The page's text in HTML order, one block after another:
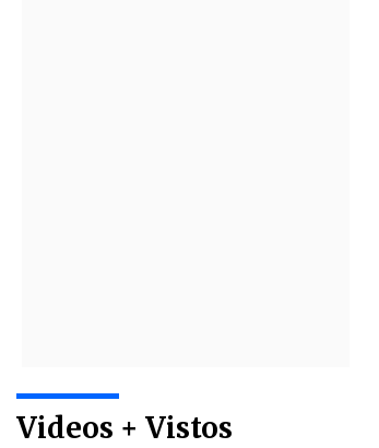
Videos + Vistos